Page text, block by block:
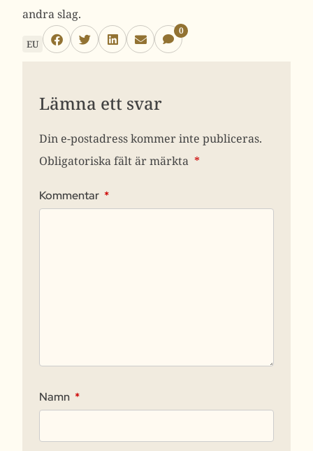
andra slag.
EU
0
Lämna ett svar
Din e-postadress kommer inte publiceras.
Obligatoriska fält är märkta *
Kommentar *
Namn *